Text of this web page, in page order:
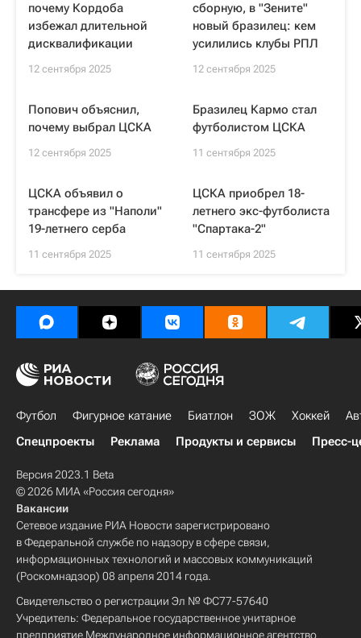
почему Кордоба
избежал длительной
дисквалификации
12 сентября 2025
сборную, в "Зените"
новый бразилец: кем
усилились клубы РПЛ
12 сентября 2025
Попович объяснил,
почему выбрал ЦСКА
12 сентября 2025
Бразилец Кармо стал
футболистом ЦСКА
11 сентября 2025
ЦСКА объявил о
трансфере из "Наполи"
19-летнего серба
11 сентября 2025
ЦСКА приобрел 18-
летнего экс-футболиста
"Спартака-2"
11 сентября 2025
Футбол Фигурное катание Биатлон ЗОЖ Хоккей
Спецпроекты
Реклама Продукты и сервисы Пресс-
Версия 2023.1 Beta
© 2026 МИА «Россия сегодня»
Вакансии
Сетевое издание РИА Новости зарегистрировано
в Федеральной службе по надзору в сфере связи,
информационных технологий и массовых коммуникаций
(Роскомнадзор) 08 апреля 2014 года.
Свидетельство о регистрации Эл № ФС77-57640
Учредитель: Федеральное государственное унитарное
предприятие Международное информационное агентство